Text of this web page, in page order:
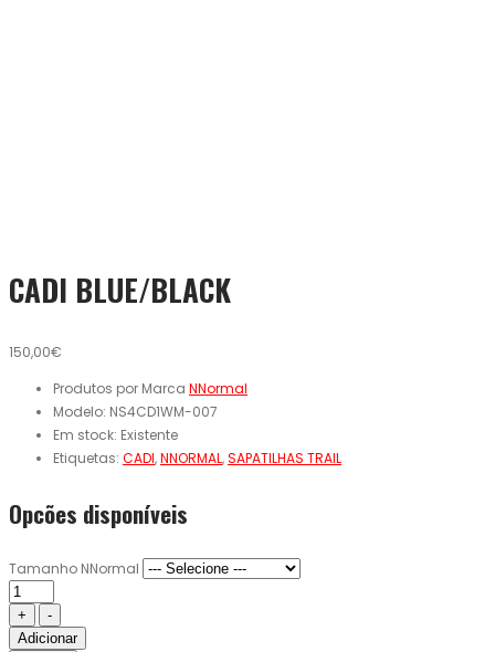
CADI BLUE/BLACK
150,00€
Produtos por Marca NNormal
Modelo: NS4CD1WM-007
Em stock: Existente
Etiquetas: CADI,NNORMAL,SAPATILHAS TRAIL
Opcões disponíveis
Tamanho NNormal
Adicionar